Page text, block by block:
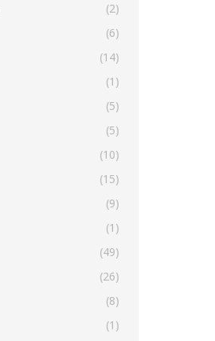
(2)
(6)
(14)
(1)
(5)
(5)
(10)
(15)
(9)
(1)
(49)
(26)
(8)
(1)